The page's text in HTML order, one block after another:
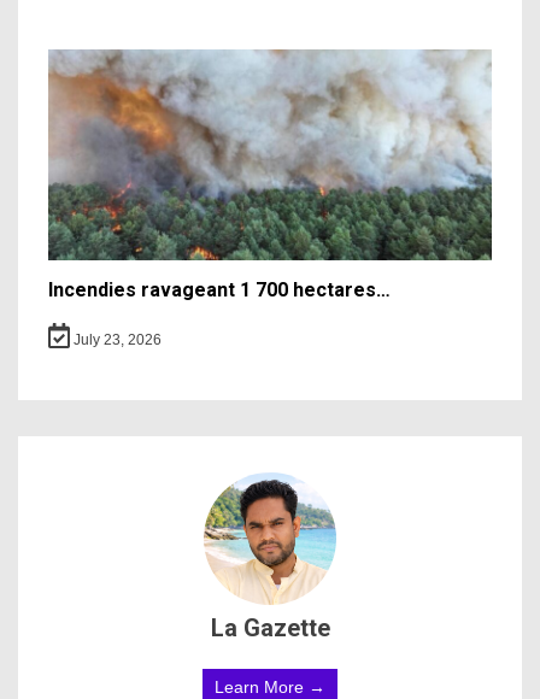
Incendies ravageant 1 700 hectares…
July 23, 2026
La Gazette
Learn More →